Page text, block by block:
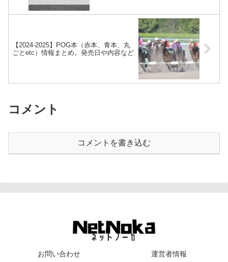
【2024-2025】POG本（赤本、青本、丸
ごとetc）情報まとめ。発売日や内容など
コメント
コメントを書き込む
お問い合わせ
運営者情報